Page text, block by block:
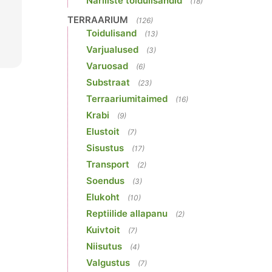
TERRAARIUM (126)
Toidulisand (13)
Varjualused (3)
Varuosad (6)
Substraat (23)
Terraariumitaimed (16)
Krabi (9)
Elustoit (7)
Sisustus (17)
Transport (2)
Soendus (3)
Elukoht (10)
Reptiilide allapanu (2)
Kuivtoit (7)
Niisutus (4)
Valgustus (7)